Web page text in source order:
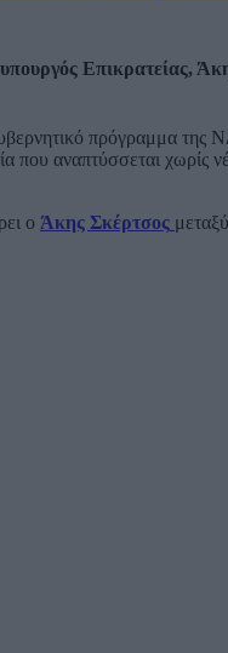
Επικρατείας,
πρόγραμμα της
που αναπτύσσεται
ο Άκης Σκέρτσος